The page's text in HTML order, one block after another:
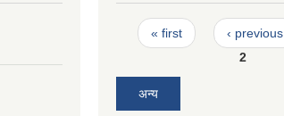
Pages
« first ‹ previous
2
अन्य